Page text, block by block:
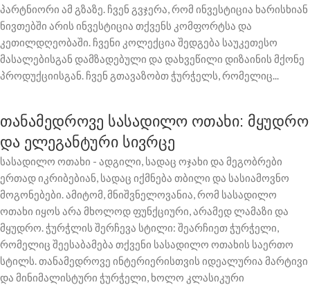
პარტნიორი ამ გზაზე. ჩვენ გვჯერა, რომ ინვესტიცია ხარისხიან
ნივთებში არის ინვესტიცია თქვენს კომფორტსა და
კეთილდღეობაში. ჩვენი კოლექცია შედგება საუკეთესო
მასალებისგან დამზადებული და დახვეწილი დიზაინის მქონე
პროდუქციისგან. ჩვენ გთავაზობთ ჭურჭელს, რომელიც...
თანამედროვე სასადილო ოთახი: მყუდრო
და ელეგანტური სივრცე
სასადილო ოთახი - ადგილი, სადაც ოჯახი და მეგობრები
ერთად იკრიბებიან, სადაც იქმნება თბილი და სასიამოვნო
მოგონებები. ამიტომ, მნიშვნელოვანია, რომ სასადილო
ოთახი იყოს არა მხოლოდ ფუნქციური, არამედ ლამაზი და
მყუდრო. ჭურჭლის შერჩევა სტილი: შეარჩიეთ ჭურჭელი,
რომელიც შეესაბამება თქვენი სასადილო ოთახის საერთო
სტილს. თანამედროვე ინტერიერისთვის იდეალურია მარტივი
და მინიმალისტური ჭურჭელი, ხოლო კლასიკური